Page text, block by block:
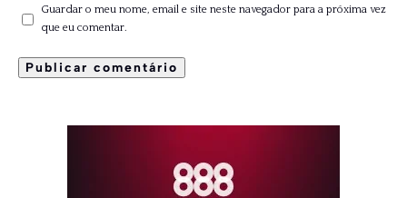
Guardar o meu nome, email e site neste navegador para a próxima vez
que eu comentar.